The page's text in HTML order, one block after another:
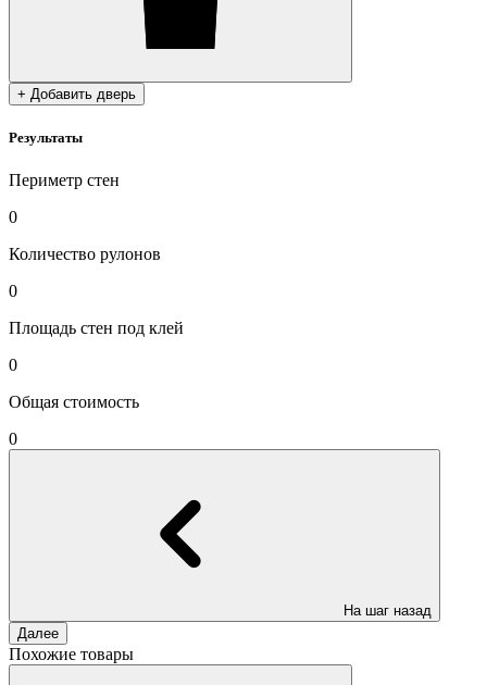
+ Добавить дверь
Результаты
Периметр стен
0
Количество рулонов
0
Площадь стен под клей
0
Общая стоимость
0
На шаг назад
Далее
Похожие товары